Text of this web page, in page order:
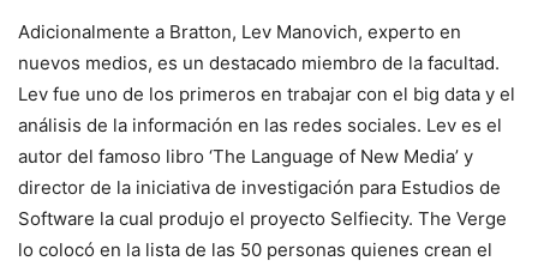
Adicionalmente a Bratton, Lev Manovich, experto en
nuevos medios, es un destacado miembro de la facultad.
Lev fue uno de los primeros en trabajar con el big data y el
análisis de la información en las redes sociales. Lev es el
autor del famoso libro ‘The Language of New Media’ y
director de la iniciativa de investigación para Estudios de
Software la cual produjo el proyecto Selfiecity. The Verge
lo colocó en la lista de las 50 personas quienes crean el